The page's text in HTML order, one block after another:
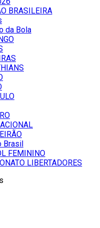
BRASILEIRA
da Bola
Brasil
FEMININO
LIBERTADORES